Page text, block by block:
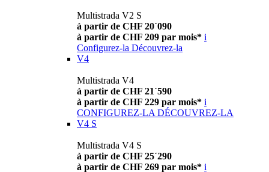
Multistrada V2 S
à partir de CHF 20´090
à partir de CHF 209 par mois* i
Configurez-la Découvrez-la
V4
Multistrada V4
à partir de CHF 21´590
à partir de CHF 229 par mois* i
CONFIGUREZ-LA DÉCOUVREZ-LA
V4 S
Multistrada V4 S
à partir de CHF 25´290
à partir de CHF 269 par mois* i